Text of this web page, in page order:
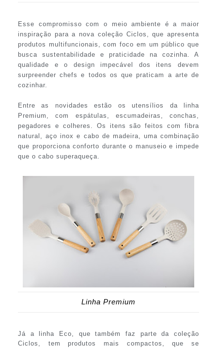
Esse compromisso com o meio ambiente é a maior
inspiração para a nova coleção Ciclos, que apresenta
produtos multifuncionais, com foco em um público que
busca sustentabilidade e praticidade na cozinha. A
qualidade e o design impecável dos itens devem
surpreender chefs e todos os que praticam a arte de
cozinhar.
Entre as novidades estão os utensílios da linha
Premium, com espátulas, escumadeiras, conchas,
pegadores e colheres. Os itens são feitos com fibra
natural, aço inox e cabo de madeira, uma combinação
que proporciona conforto durante o manuseio e impede
que o cabo superaqueça.
Linha Premium
Já a linha Eco, que também faz parte da coleção
Ciclos, tem produtos mais compactos, que se